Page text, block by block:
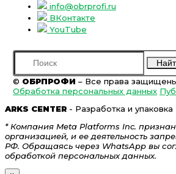
info@obrprofi.ru
ВКонтакте
YouTube
© ОБРПРОФИ – Все права
Обработка персональных данных
ARKS CENTER - Разработка и упаковка
* Компания Meta Platforms Inc.
организацией, и ее деятельность
РФ. Обращаясь через WhatsApp вы
обработкой персональных данных.